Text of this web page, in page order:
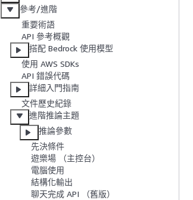
參考/進階
重要術語
API 參考概觀
搭配 Bedrock 使用模型
使用 AWS SDKs
API 錯誤代碼
詳細入門指南
文件歷史紀錄
進階推論主題
推論參數
先決條件
遊樂場 （主控台）
電腦使用
結構化輸出
聊天完成 API （舊版）